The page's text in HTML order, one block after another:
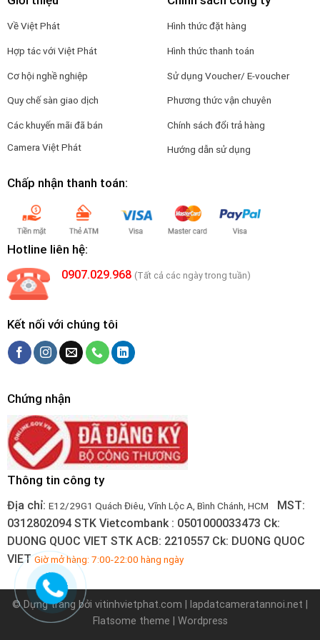
Về Việt Phát
Hợp tác với Việt Phát
Cơ hội nghề nghiệp
Quy chế sàn giao dịch
Các khuyến mãi đã bán
Camera Việt Phát
Hình thức đặt hàng
Hình thức thanh toán
Sử dụng Voucher/ E-voucher
Phương thức vận chuyên
Chính sách đổi trả hàng
Hướng dẫn sử dụng
Chấp nhận thanh toán:
Hotline liên hệ:
0907.029.968 (Tất cả các ngày trong tuần)
Kết nối với chúng tôi
Chứng nhận
Thông tin công ty
Địa chỉ: E12/29G1 Quách Điêu, Vĩnh Lộc A, Bình Chánh, HCM
MST:
0312802094 STK Vietcombank : 0501000033473 Ck:
DUONG QUOC VIET STK ACB: 2210557 Ck: DUONG QUOC
VIET Giờ mở hàng: 7:00-22:00 hàng ngày
© Dựng trang bởi vitinhvietphat.com lapdatcameratannoi.net
Flatsome theme | Wordpress